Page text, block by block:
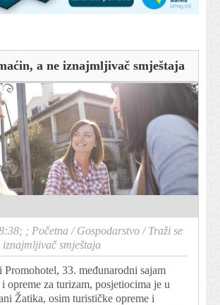
a ne iznajmljivač smještaja
; Početna /Gospodarstvo /Traži se
smještaja
Promohotel, 33. međunarodni sajam
opreme za turizam, posjetiocima je u
Žatika, osim turističke opreme i